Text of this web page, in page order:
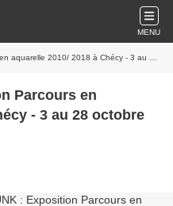
MENU
2010/ 2018 à Chécy - 3 au 28 octobre 2018
Parcours en
octobre